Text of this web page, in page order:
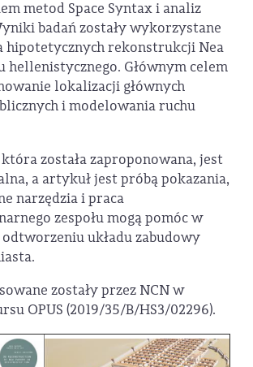
metod Space Syntax i analiz
badań zostały wykorzystane
hipotetycznych rekonstrukcji Nea
hellenistycznego. Głównym celem
lokalizacji głównych
i modelowania ruchu
została zaproponowana, jest
a artykuł jest próbą pokazania,
narzędzia i praca
zespołu mogą pomóc w
układu zabudowy
zostały przez NCN w
OPUS (2019/35/B/HS3/02296).